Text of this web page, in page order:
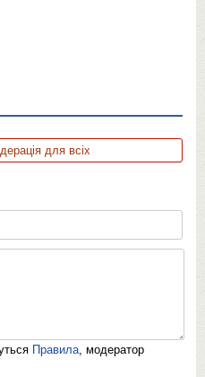
для всіх
Правила , модератор